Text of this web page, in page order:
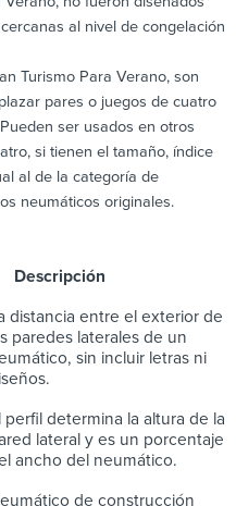
al nivel de congelación
Turismo Para Verano, son
pares o juegos de cuatro
ser usados en otros
si tienen el tamaño, índice
al de la categoría de
neumáticos originales.
distancia entre el exterior de
paredes laterales de un
sin incluir letras ni
perfil determina la altura de la
lateral y es un porcentaje
ancho del neumático.
de construcción